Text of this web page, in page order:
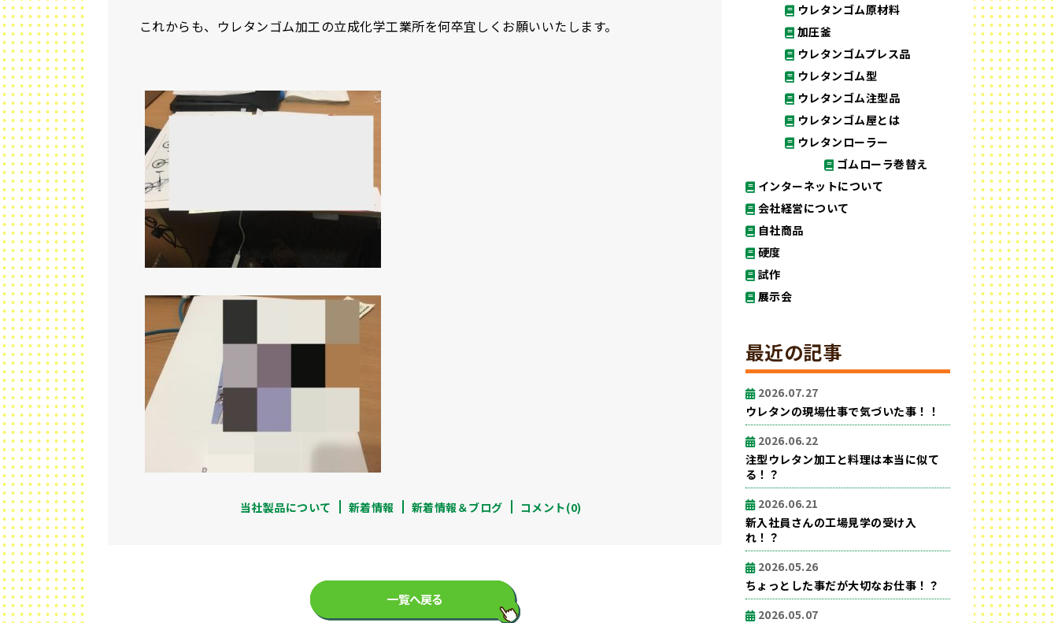
これからも、ウレタンゴム加工の立成化学工業所を何卒宜しくお願いいたします。
当社製品について 新着情報 新着情報＆ブログ コメント(0)
一覧へ戻る
ウレタンゴム原材料
加圧釜
ウレタンゴムプレス品
ウレタンゴム型
ウレタンゴム注型品
ウレタンゴム屋とは
ウレタンローラー
ゴムローラ巻替え
インターネットについて
会社経営について
自社商品
硬度
試作
展示会
最近の記事
2026.07.27
ウレタンの現場仕事で気づいた事！！
2026.06.22
注型ウレタン加工と料理は本当に似て
る！？
2026.06.21
新入社員さんの工場見学の受け入
れ！？
2026.05.26
ちょっとした事だが大切なお仕事！？
2026.05.07